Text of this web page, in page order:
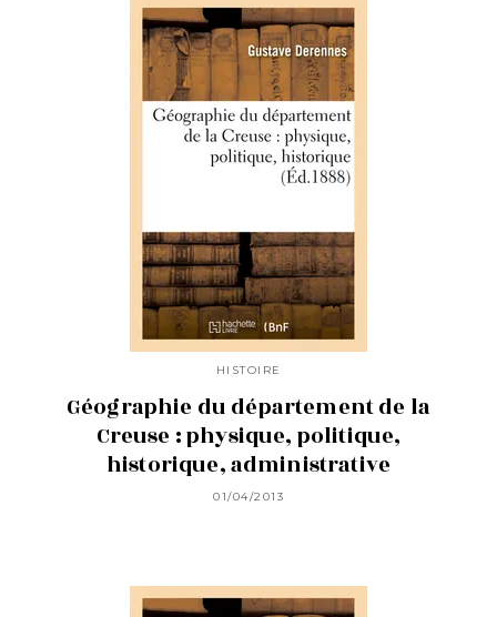
HISTOIRE
Géographie du département de la
Creuse : physique, politique,
historique, administrative
01/04/2013